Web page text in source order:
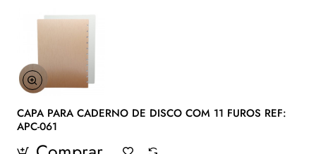
CAPA PARA CADERNO DE DISCO COM 11 FUROS REF:
APC-061